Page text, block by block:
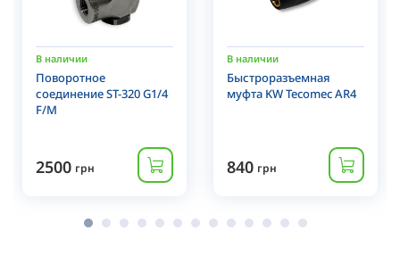
В наличии
Поворотное
соединение ST-320 G1/4
F/M
2500 грн
В наличии
Быстроразъемная
муфта KW Tecomec AR4
840 грн